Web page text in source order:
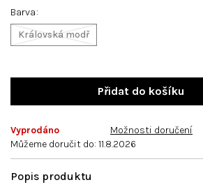
Barva
Královská modř
Vyprodáno
Můžeme doručit do: 11.8.2026
Možnosti doručení
z
hvězdiček.